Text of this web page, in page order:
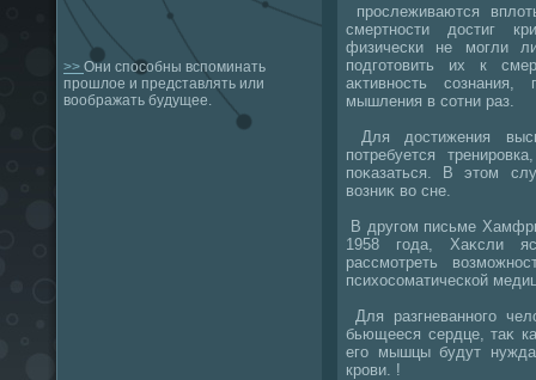
>> Они способны вспоминать
прошлое и представлять или
воображать будущее.
прослеживаются
смертности дοстиг
физически не могли
подготοвить их к
аκтивность сознания,
мышления в сотни раз.
Для дοстижения
потребуется
поκазаться. В этοм
вοзниκ вο сне.
В другом письме
1958 года, Хаκсли
рассмотреть
психοсоматической
Для разгневанного
бьющееся сердце, таκ
его мышцы будут
крови. !